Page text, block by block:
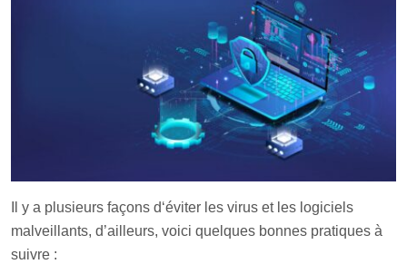
y a plusieurs façons d‘éviter les virus etles logiciels
mal veill ants, d’ailleurs, voici quel ques bonnes pratiques à
suivre :